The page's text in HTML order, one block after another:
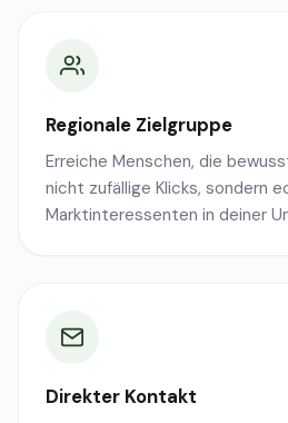
Regionale Zielgruppe
Erreiche Menschen, die
nicht zufällige Klicks, sondern
Marktinteressenten in deiner
Direkter Kontakt